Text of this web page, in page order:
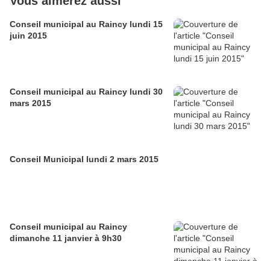
Conseil municipal au Raincy lundi 15
juin 2015
Conseil municipal au Raincy lundi 30
mars 2015
Conseil Municipal lundi 2 mars 2015
Conseil municipal au Raincy
dimanche 11 janvier à 9h30